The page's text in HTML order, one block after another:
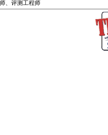
、评测工程师